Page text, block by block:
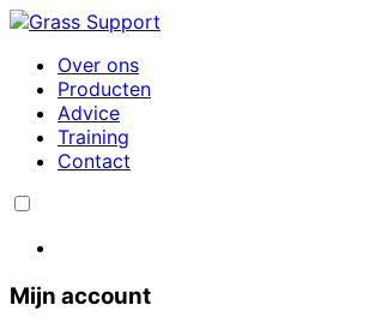
Over ons
Producten
Advice
Training
Contact
Mijn account